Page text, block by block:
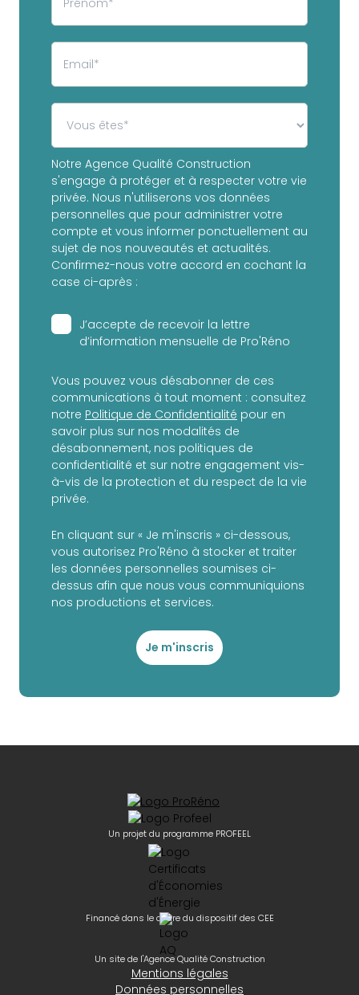
Notre Agence Qualité Construction
s'engage à protéger et à respecter votre vie
privée. Nous n'utiliserons vos données
personnelles que pour administrer votre
compte et vous informer ponctuellement au
sujet de nos nouveautés et actualités.
Confirmez-nous votre accord en cochant la
case ci-après :
J’accepte de recevoir la lettre
d’information mensuelle de Pro'Réno
Vous pouvez vous désabonner de ces
communications à tout moment : consultez
notre Politique de Confidentialité pour en
savoir plus sur nos modalités de
désabonnement, nos politiques de
confidentialité et sur notre engagement vis-
à-vis de la protection et du respect de la vie
privée.
En cliquant sur « Je m'inscris » ci-dessous,
vous autorisez Pro'Réno à stocker et traiter
les données personnelles soumises ci-
dessus afin que nous vous communiquions
nos productions et services.
Je m'inscris
Un projet du programme PROFEEL
Financé dans le cadre du dispositif des CEE
Un site de l'Agence Qualité Construction
Mentions légales
Données personnelles